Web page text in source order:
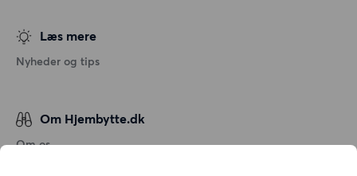
Læs mere
Nyheder og tips
Om Hjembytte.dk
Om os